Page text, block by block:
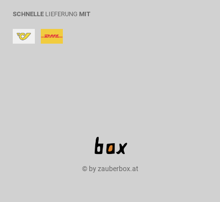
SCHNELLE LIEFERUNG MIT
© by zauberbox.at